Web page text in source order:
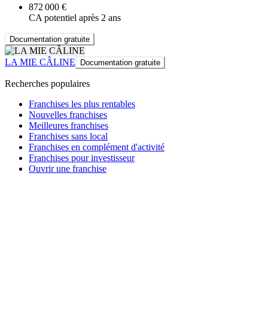
872 000 €
CA potentiel après 2 ans
Documentation gratuite
LA MIE CÂLINE Documentation gratuite
Recherches populaires
Franchises les plus rentables
Nouvelles franchises
Meilleures franchises
Franchises sans local
Franchises en complément d'activité
Franchises pour investisseur
Ouvrir une franchise